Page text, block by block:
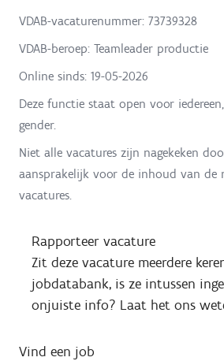
VDAB-vacaturenummer: 73739328
VDAB-beroep: Teamleader productie
Online sinds: 19-05-2026
Deze functie staat open voor
gender.
Niet alle vacatures zijn nagekeken
aansprakelijk voor de inhoud van de
vacatures.
Rapporteer vacature
Zit deze vacature meerdere
jobdatabank, is ze intussen
onjuiste info? Laat het ons
Vind een job